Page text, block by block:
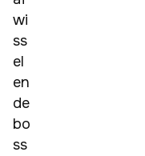
wi
ss
el
en
de
bo
ss